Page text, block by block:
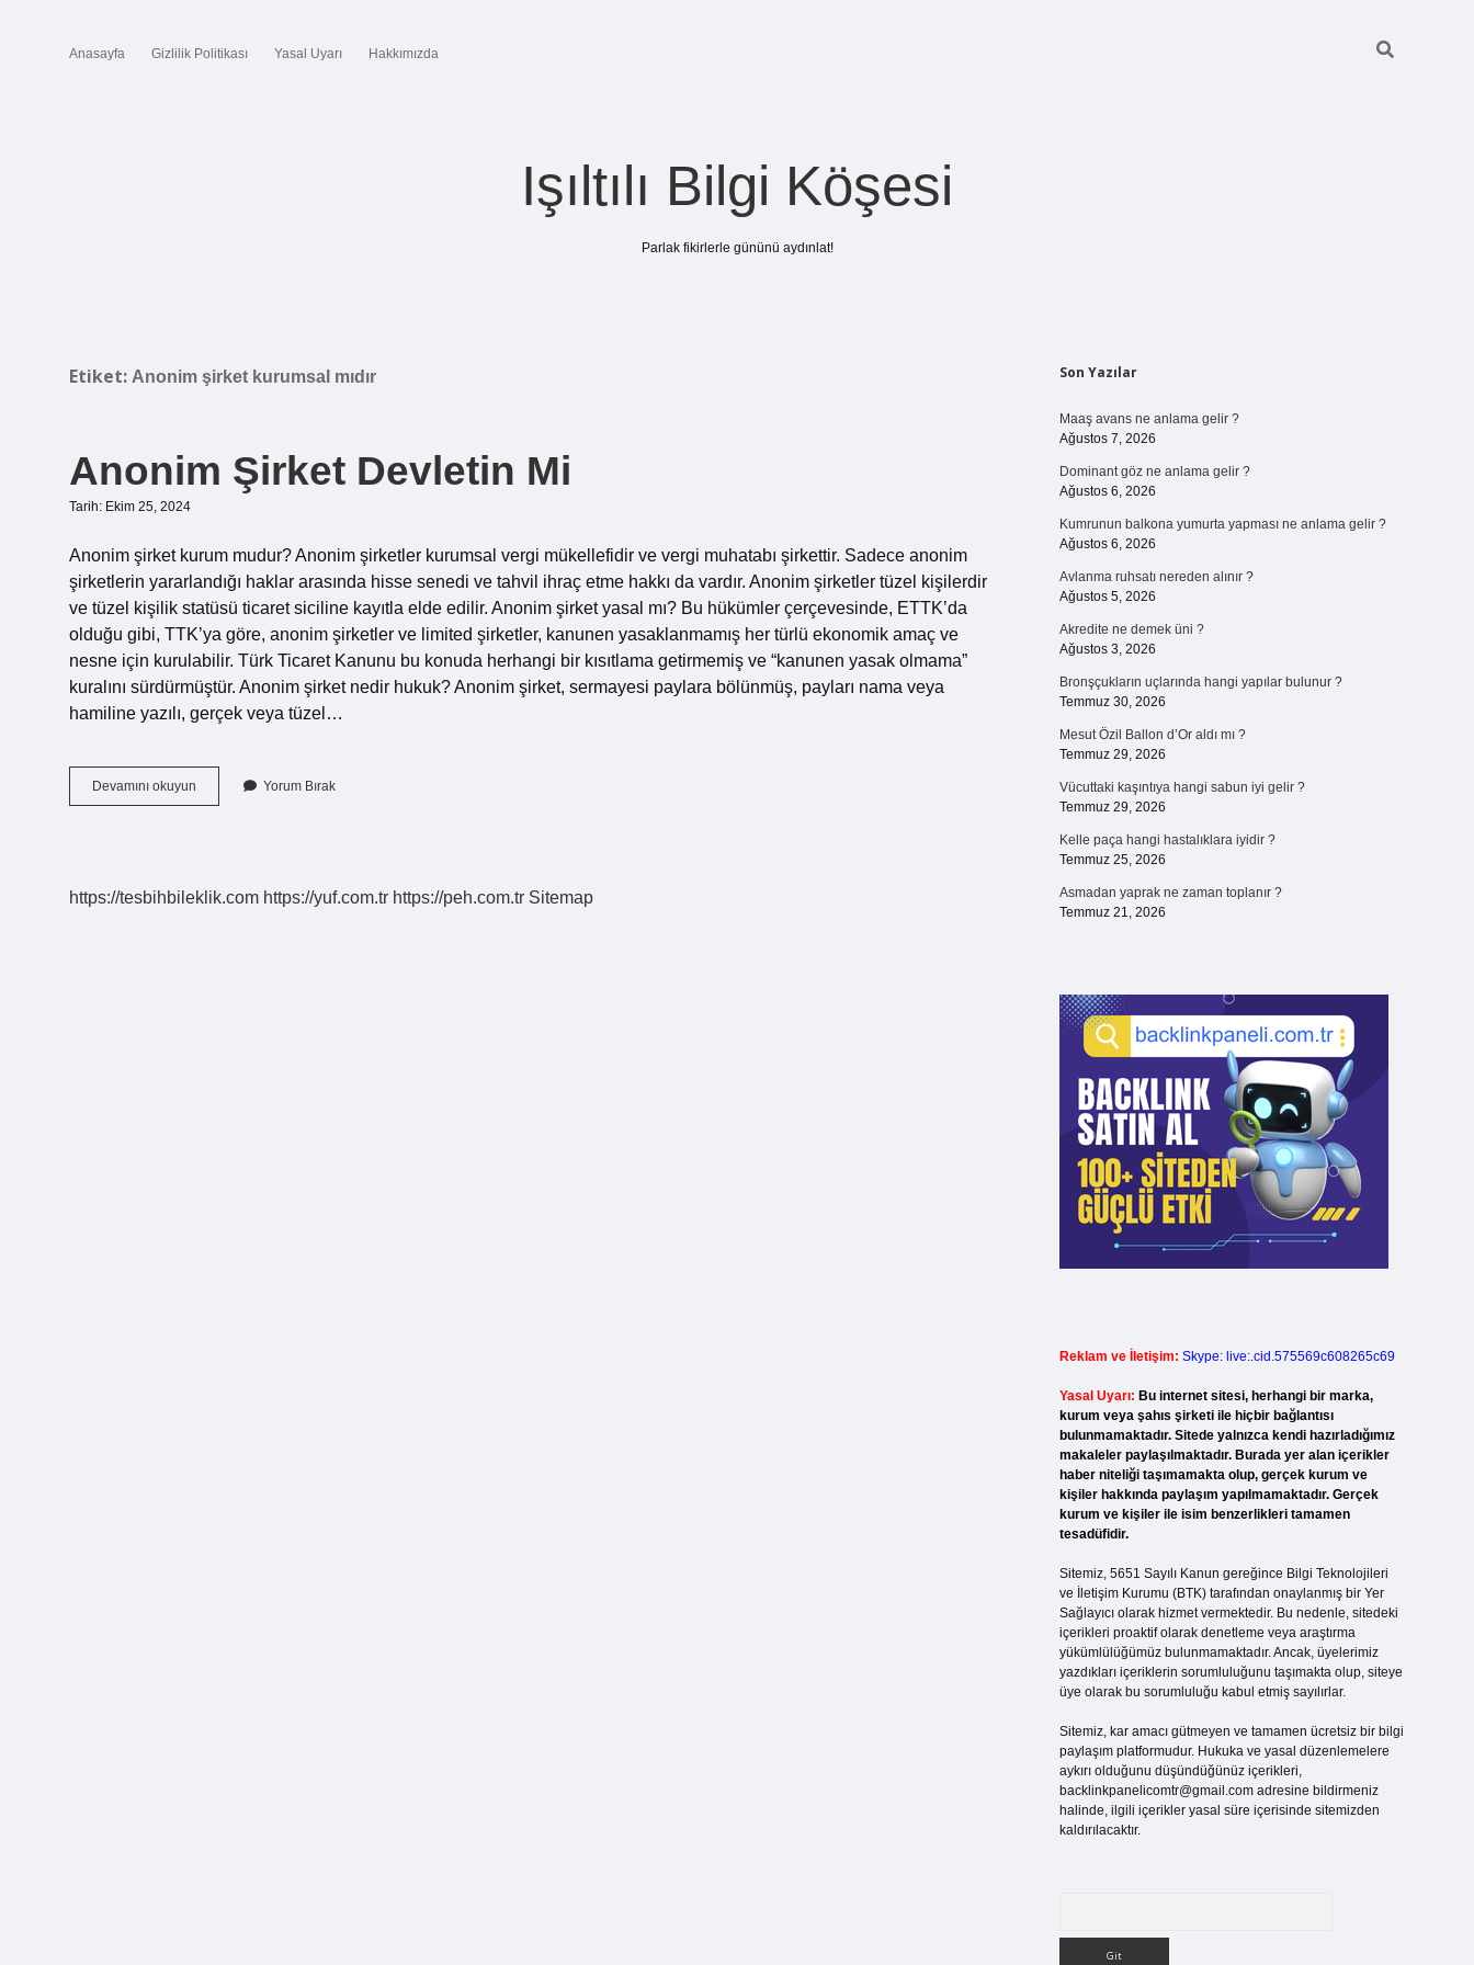
Anasayfa Gizlilik Politikası Yasal Uyarı Hakkımızda
Işıltılı Bilgi Köşesi
Parlak fikirlerle gününü aydınlat!
Etiket: Anonim şirket kurumsal mıdır
Anonim Şirket Devletin Mi
Tarih: Ekim 25, 2024
Anonim şirket kurum mudur? Anonim şirketler kurumsal vergi mükellefidir ve vergi muhatabı şirkettir. Sadece anonim
şirketlerin yararlandığı haklar arasında hisse senedi ve tahvil ihraç etme hakkı da vardır. Anonim şirketler tüzel kişilerdir
ve tüzel kişilik statüsü ticaret siciline kayıtla elde edilir. Anonim şirket yasal mı? Bu hükümler çerçevesinde, ETTK’da
olduğu gibi, TTK’ya göre, anonim şirketler ve limited şirketler, kanunen yasaklanmamış her türlü ekonomik amaç ve
nesne için kurulabilir. Türk Ticaret Kanunu bu konuda herhangi bir kısıtlama getirmemiş ve “kanunen yasak olmama”
kuralını sürdürmüştür. Anonim şirket nedir hukuk? Anonim şirket, sermayesi paylara bölünmüş, payları nama veya
hamiline yazılı, gerçek veya tüzel…
Devamını okuyun
Şirket
Yorum Bırak
https://tesbihbileklik.com https://yuf.com.tr https://peh.com.tr Sitemap
Sidebar
Son Yazılar
Maaş avans ne anlama gelir ?
Ağustos 7, 2026
Dominant göz ne anlama gelir ?
Ağustos 6, 2026
Kumrunun balkona yumurta yapması ne anlama gelir ?
Ağustos 6, 2026
Avlanma ruhsatı nereden alınır ?
Ağustos 5, 2026
Akredite ne demek üni ?
Ağustos 3, 2026
Bronşçukların uçlarında hangi yapılar bulunur ?
Temmuz 30, 2026
Mesut Özil Ballon d’Or aldı mı ?
Temmuz 29, 2026
Vücuttaki kaşıntıya hangi sabun iyi gelir ?
Temmuz 29, 2026
Kelle paça hangi hastalıklara iyidir ?
Temmuz 25, 2026
Asmadan yaprak ne zaman toplanır ?
Temmuz 21, 2026
Reklam ve İletişim: Skype: live:.cid.575569c608265c69
Yasal Uyarı: Bu internet sitesi, herhangi bir marka,
kurum veya şahıs şirketi ile hiçbir bağlantısı
bulunmamaktadır. Sitede yalnızca kendi hazırladığımız
makaleler paylaşılmaktadır. Burada yer alan içerikler
haber niteliği taşımamakta olup, gerçek kurum ve
kişiler hakkında paylaşım yapılmamaktadır. Gerçek
kurum ve kişiler ile isim benzerlikleri tamamen
tesadüfidir.
Sitemiz, 5651 Sayılı Kanun gereğince Bilgi Teknolojileri
ve İletişim Kurumu (BTK) tarafından onaylanmış bir Yer
Sağlayıcı olarak hizmet vermektedir. Bu nedenle, sitedeki
içerikleri proaktif olarak denetleme veya araştırma
yükümlülüğümüz bulunmamaktadır. Ancak, üyelerimiz
yazdıkları içeriklerin sorumluluğunu taşımakta olup, siteye
üye olarak bu sorumluluğu kabul etmiş sayılırlar.
Sitemiz, kar amacı gütmeyen ve tamamen ücretsiz bir bilgi
paylaşım platformudur. Hukuka ve yasal düzenlemelere
aykırı olduğunu düşündüğünüz içerikleri,
backlinkpanelicomtr@gmail.comadresine bildirmeniz
halinde, ilgili içerikler yasal süre içerisinde sitemizden
kaldırılacaktır.